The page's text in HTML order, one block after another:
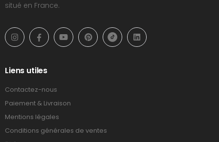
situé en France.
Liens utiles
Contactez-nous
Paiement & Livraison
Mentions légales
Conditions générales de ventes